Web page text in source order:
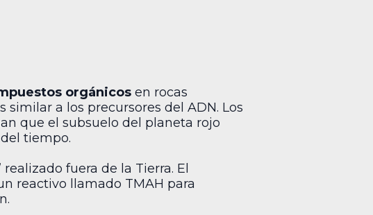
orgánicos en rocas
a los precursores del ADN. Los
que el subsuelo del planeta rojo
tiempo.
fuera de la Tierra. El
reactivo llamado TMAH para